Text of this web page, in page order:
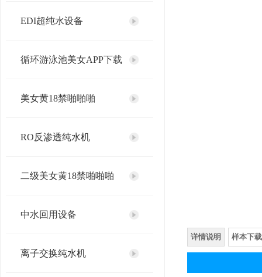
EDI超纯水设备
循环游泳池美女APP下载
美女黄18禁啪啪啪
RO反渗透纯水机
二级美女黄18禁啪啪啪
中水回用设备
离子交换纯水机
详情说明 样本下载